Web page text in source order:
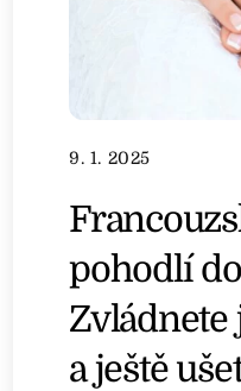
9. 1. 2025
pohodlí
Zvládnete
a ještě